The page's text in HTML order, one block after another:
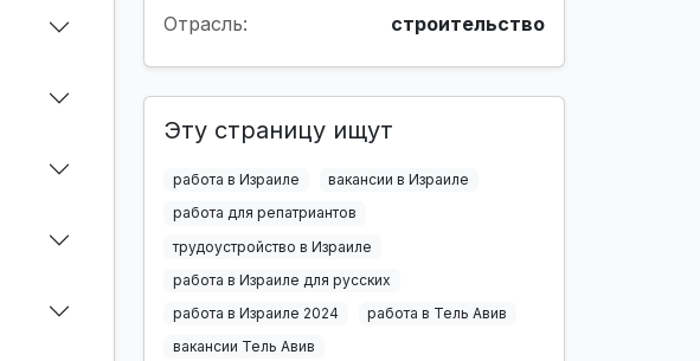
Отрасль: строительство
Эту страницу ищут
работа в Израиле
вакансии в Израиле
работа для репатриантов
трудоустройство в Израиле
работа в Израиле для русских
работа в Израиле 2024
работа в Тель Авив
вакансии Тель Авив